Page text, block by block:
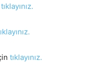
tıklayınız.
tıklayınız.